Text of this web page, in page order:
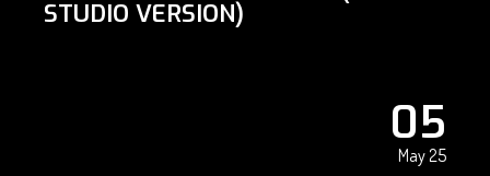
STUDIO VERSION)
05
May 25